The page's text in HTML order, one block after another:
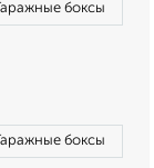
боксы
боксы